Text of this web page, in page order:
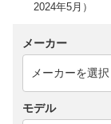
2024年5月）
メーカー
モデル